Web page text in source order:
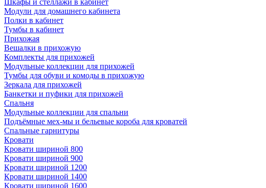
Шкафы и стеллажи в кабинет
Модули для домашнего кабинета
Полки в кабинет
Тумбы в кабинет
Прихожая
Вешалки в прихожую
Комплекты для прихожей
Модульные коллекции для прихожей
Тумбы для обуви и комоды в прихожую
Зеркала для прихожей
Банкетки и пуфики для прихожей
Спальня
Модульные коллекции для спальни
Подъёмные мех-мы и бельевые короба для кроватей
Спальные гарнитуры
Кровати
Кровати шириной 800
Кровати шириной 900
Кровати шириной 1200
Кровати шириной 1400
Кровати шириной 1600